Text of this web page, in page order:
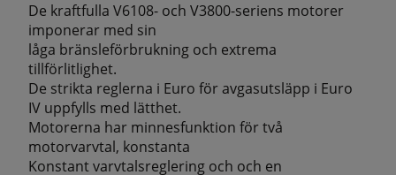
De kraftfulla V6108- och V3800-seriens motorer
imponerar med sin
låga bränsleförbrukning och extrema
tillförlitlighet.
De strikta reglerna i Euro för avgasutsläpp i Euro
IV uppfylls med lätthet.
Motorerna har minnesfunktion för två
motorvarvtal, konstanta
Konstant varvtalsreglering och och en